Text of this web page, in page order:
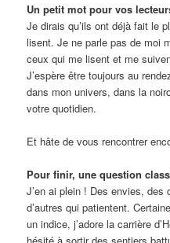
Un petit mot pour vos
Je dirais qu’ils ont déjà fait le
lisent. Je ne parle pas de moi
ceux qui me lisent et me
J’espère être toujours au
dans mon univers, dans la
votre quotidien.
Et hâte de vous rencontrer
Pour finir, une question
J’en ai plein ! Des envies,
d’autres qui patientent.
un indice, j’adore la carrière